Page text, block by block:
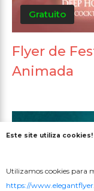
Gratuito
Flyer de
Animada
Este site utiliza cookies!
Utilizamos cookies para
https://